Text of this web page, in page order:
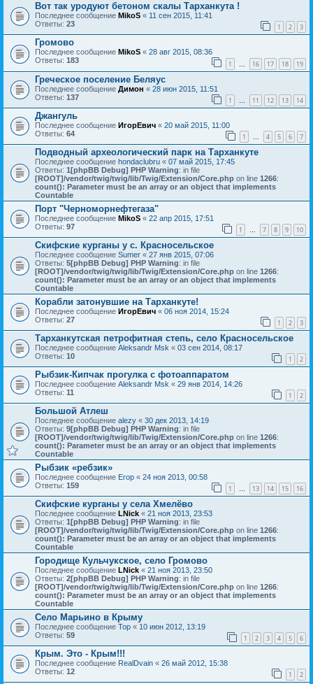
Вот так уродуют бетоном скалы Тарханкута !
Последнее сообщение MikoS « 11 сен 2015, 11:41
Ответы: 23 1 2 3
Громово
Последнее сообщение MikoS « 28 авг 2015, 08:36
Ответы: 183 1 16 17 18 19
Греческое поселение Беляус
Последнее сообщение Димон « 28 июн 2015, 11:51
Ответы: 137 1 11 12 13 14
Джангуль
Последнее сообщение ИгорЕвич « 20 май 2015, 11:00
Ответы: 64 1 4 5 6 7
Подводный археологический парк на Тарханкуте
Последнее сообщение hondaclubru « 07 май 2015, 17:45
Ответы: 1[phpBB Debug] PHP Warning: in file
[ROOT]/vendor/twig/twig/lib/Twig/Extension/Core.php on line 1266:
count(): Parameter must be an array or an object that implements
Countable
Порт "Черноморнефтегаза"
Последнее сообщение MikoS « 22 апр 2015, 17:51
Ответы: 97 1 7 8 9 10
Скифские курганы у с. Красносельское
Последнее сообщение Sumer « 27 янв 2015, 07:06
Ответы: 5[phpBB Debug] PHP Warning: in file
[ROOT]/vendor/twig/twig/lib/Twig/Extension/Core.php on line 1266:
count(): Parameter must be an array or an object that implements
Countable
Корабли затонувшие на Тарханкуте!
Последнее сообщение ИгорЕвич « 06 ноя 2014, 15:24
Ответы: 27 1 2 3
Тарханкутская петрофитная степь, село Красносельское
Последнее сообщение Aleksandr Msk « 03 сен 2014, 08:17
Ответы: 10 1 2
Рыбзик-Кипчак прогулка с фотоаппаратом
Последнее сообщение Aleksandr Msk « 29 янв 2014, 14:26
Ответы: 11 1 2
Большой Атлеш
Последнее сообщение alezy « 30 дек 2013, 14:19
Ответы: 9[phpBB Debug] PHP Warning: in file
[ROOT]/vendor/twig/twig/lib/Twig/Extension/Core.php on line 1266:
count(): Parameter must be an array or an object that implements
Countable
Рыбзик «ребзик»
Последнее сообщение Егор « 24 ноя 2013, 00:58
Ответы: 159 1 … 13 14 15 16
Скифские курганы у села Хмелёво
Последнее сообщение LNick « 21 ноя 2013, 23:53
Ответы: 1 [phpBB Debug] PHP Warning: in file
[ROOT]/vendor/twig/twig/lib/Twig/Extension/Core.php on line 1266:
count(): Parameter must be an array or an object that implements
Countable
Городище Кульчукское, село Громово
Последнее сообщение LNick « 21 ноя 2013, 23:50
Ответы: 2[phpBB Debug] PHP Warning: in file
[ROOT]/vendor/twig/twig/lib/Twig/Extension/Core.php on line 1266:
count(): Parameter must be an array or an object that implements
Countable
Село Марьино в Крыму
Последнее сообщение Тор « 10 июн 2012, 13:19
Ответы: 59 1 2 3 4 5 6
Крым. Это - Крым!!!
Последнее сообщение RealDvain « 26 май 2012, 15:38
Ответы: 12 1 2